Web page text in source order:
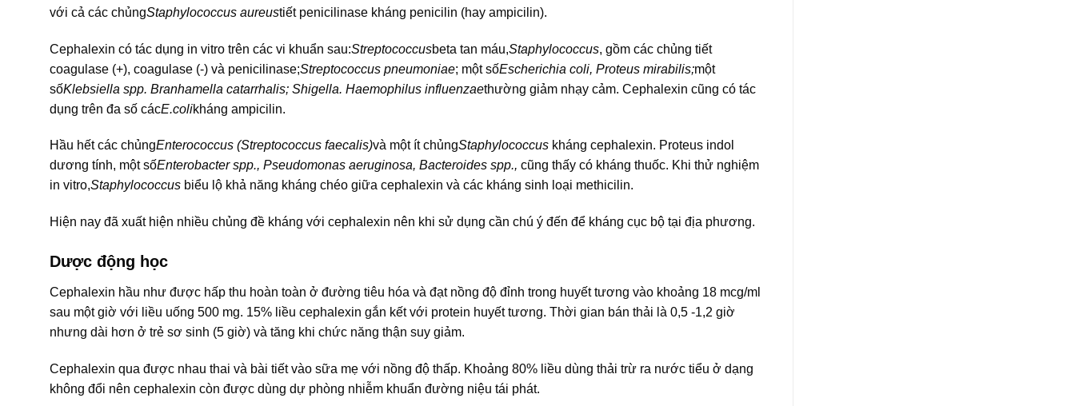
với cả các chủngStaphylococcus aureustiết penicilinase kháng penicilin (hay ampicilin).
Cephalexin có tác dụng in vitro trên các vi khuẩn sau:Streptococcusbeta tan máu,Staphylococcus, gồm các chủng tiết
coagulase (+), coagulase (-) và penicilinase;Streptococcus pneumoniae; một sốEscherichia coli, Proteus mirabilis;một
sốKlebsiella spp. Branhamella catarrhalis; Shigella. Haemophilus influenzaethường giảm nhạy cảm. Cephalexin cũng có tác
dụng trên đa số cácE.colikháng ampicilin.
Hầu hết các chủngEnterococcus (Streptococcus faecalis)và một ít chủngStaphylococcus kháng cephalexin. Proteus indol
dương tính, một sốEnterobacter spp., Pseudomonas aeruginosa, Bacteroides spp., cũng thấy có kháng thuốc. Khi thử nghiệm
in vitro,Staphylococcus biểu lộ khả năng kháng chéo giữa cephalexin và các kháng sinh loại methicilin.
Hiện nay đã xuất hiện nhiều chủng đề kháng với cephalexin nên khi sử dụng cần chú ý đến để kháng cục bộ tại địa phương.
Dược động học
Cephalexin hầu như được hấp thu hoàn toàn ở đường tiêu hóa và đạt nồng độ đỉnh trong huyết tương vào khoảng 18 mcg/ml
sau một giờ với liều uống 500 mg. 15% liều cephalexin gắn kết với protein huyết tương. Thời gian bán thải là 0,5 -1,2 giờ
nhưng dài hơn ở trẻ sơ sinh (5 giờ) và tăng khi chức năng thận suy giảm.
Cephalexin qua được nhau thai và bài tiết vào sữa mẹ với nồng độ thấp. Khoảng 80% liều dùng thải trừ ra nước tiểu ở dạng
không đổi nên cephalexin còn được dùng dự phòng nhiễm khuẩn đường niệu tái phát.